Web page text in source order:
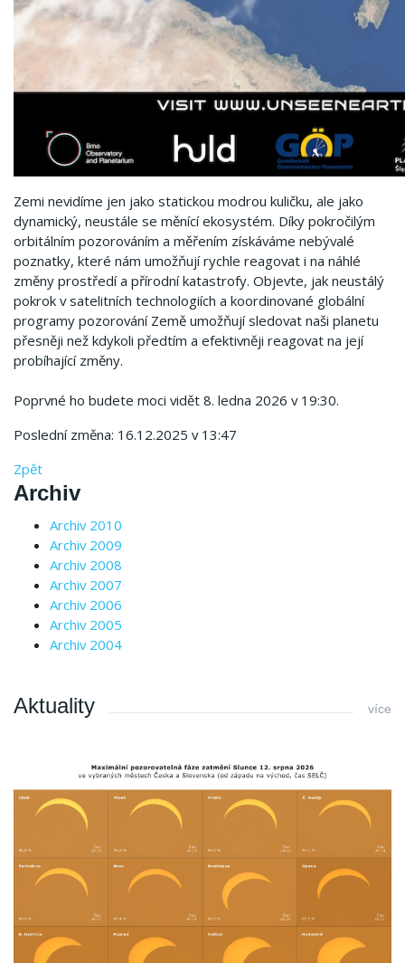
Zemi nevidíme jen jako statickou modrou kuličku, ale jako
dynamický, neustále se měnící ekosystém. Díky pokročilým
orbitálním pozorováním a měřením získáváme nebývalé
poznatky, které nám umožňují rychle reagovat i na náhlé
změny prostředí a přírodní katastrofy. Objevte, jak neustálý
pokrok v satelitních technologiích a koordinované globální
programy pozorování Země umožňují sledovat naši planetu
přesněji než kdykoli předtím a efektivněji reagovat na její
probíhající změny.
Poprvné ho budete moci vidět 8. ledna 2026 v 19:30.
Poslední změna: 16.12.2025 v 13:47
Zpět
Archiv
Archiv 2010
Archiv 2009
Archiv 2008
Archiv 2007
Archiv 2006
Archiv 2005
Archiv 2004
Aktuality více